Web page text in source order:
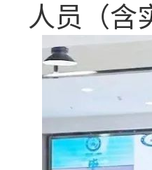
人员（含